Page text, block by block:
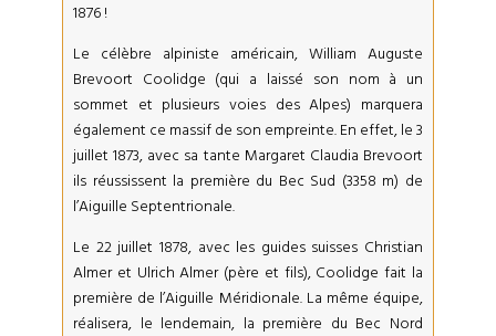
1876 !
Le célèbre alpiniste américain, William Auguste
Brevoort Coolidge (qui a laissé son nom à un
sommet et plusieurs voies des Alpes) marquera
également ce massif de son empreinte. En effet, le 3
juillet 1873, avec sa tante Margaret Claudia Brevoort
ils réussissent la première du Bec Sud (3358 m) de
l’Aiguille Septentrionale.
Le 22 juillet 1878, avec les guides suisses Christian
Almer et Ulrich Almer (père et fils), Coolidge fait la
première de l’Aiguille Méridionale. La même équipe,
réalisera, le lendemain, la première du Bec Nord